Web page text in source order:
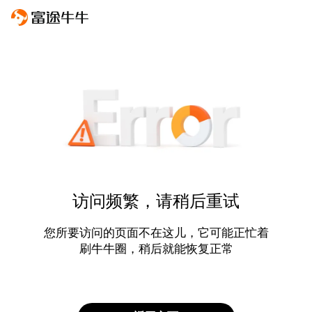
访问频繁，请稍后重试
您所要访问的页面不在这儿，它可能正忙着
刷牛牛圈，稍后就能恢复正常